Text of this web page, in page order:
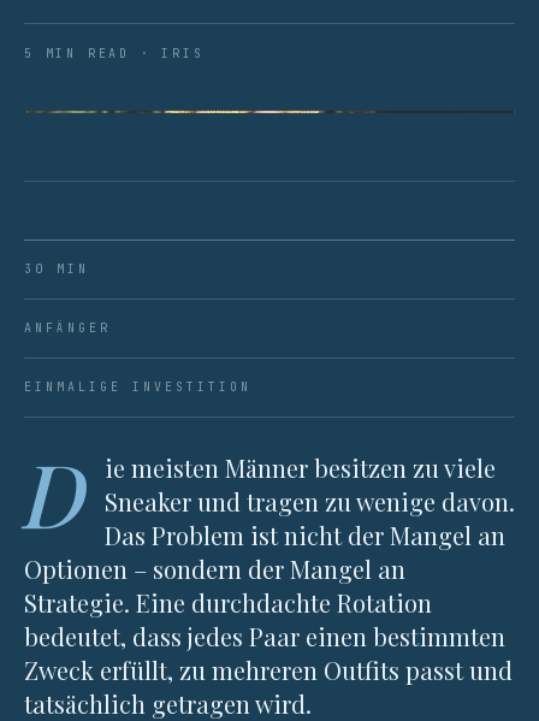
5 MIN READ · IRIS
30 MIN
ANFÄNGER
EINMALIGE INVESTITION
D ie meisten Männer besitzen zu viele
Sneaker und tragen zu wenige davon.
Das Problem ist nicht der Mangel an
Optionen – sondern der Mangel an
Strategie. Eine durchdachte Rotation
bedeutet, dass jedes Paar einen bestimmten
Zweck erfüllt, zu mehreren Outfits passt und
tatsächlich getragen wird.